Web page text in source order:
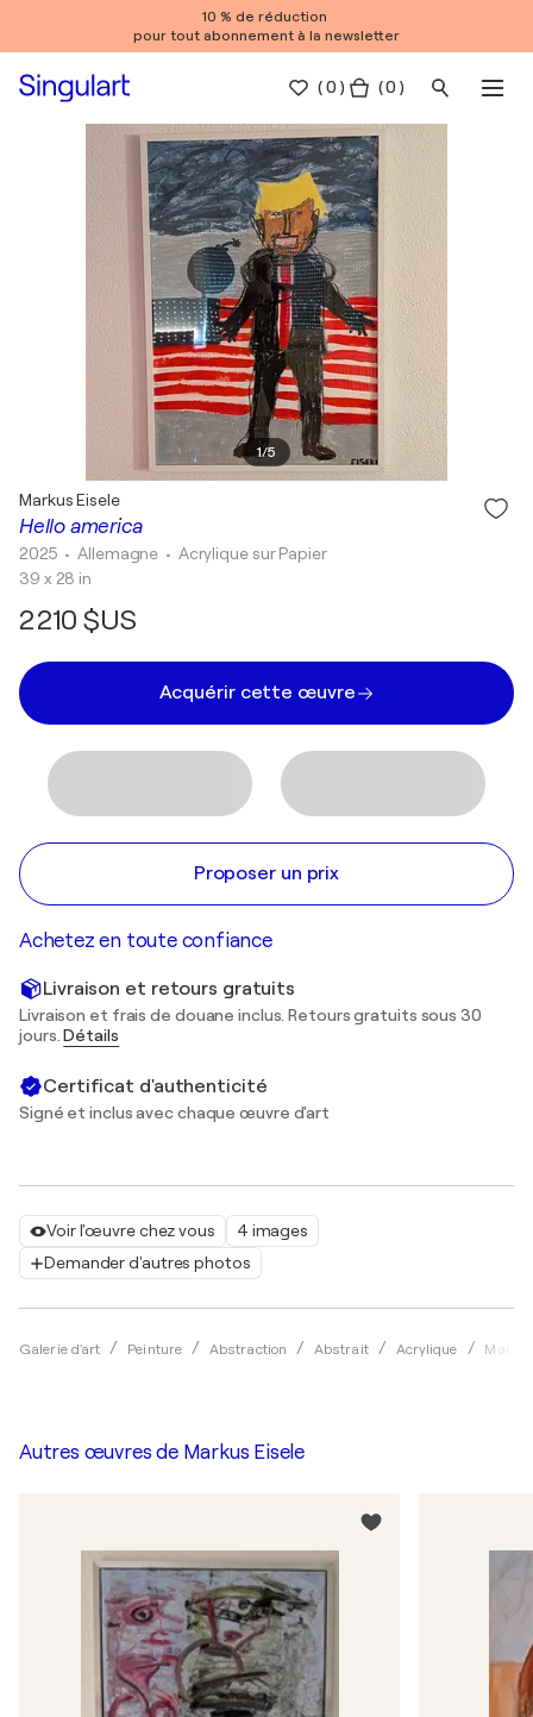
10 % de réduction
pour tout abonnement à la newsletter
(0 ) ( 0 )
1/5
Voir l'œuvre chez vous
4 images
Demander d'autres photos
Galerie d'art Peinture Abstraction Abstrait Acrylique
Hello america
Markus Eisele
2025 • Allemagne • Acrylique sur Papier
39 x 28 in
2 210 $US
Acquérir cette œuvre
Proposer un prix
Achetez en toute confiance
Livraison et retours gratuits
Livraison et frais de douane inclus. Retours gratuits sous 30
jours.Détails
Certificat d'authenticité
Signé et inclus avec chaque œuvre d'art
Autres œuvres de Markus Eisele